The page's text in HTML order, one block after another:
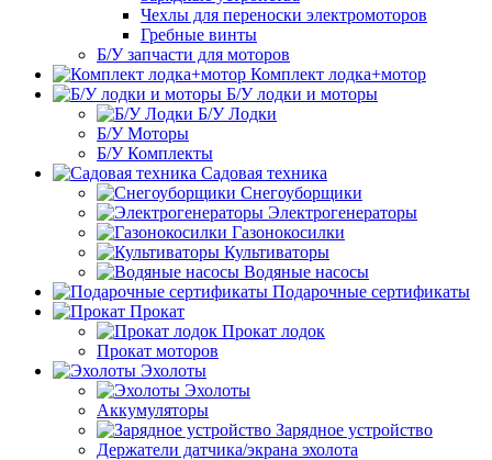
Чехлы для переноски электромоторов
Гребные винты
Б/У запчасти для моторов
Комплект лодка+мотор
Б/У лодки и моторы
Б/У Лодки
Б/У Моторы
Б/У Комплекты
Садовая техника
Снегоуборщики
Электрогенераторы
Газонокосилки
Культиваторы
Водяные насосы
Подарочные сертификаты
Прокат
Прокат лодок
Прокат моторов
Эхолоты
Эхолоты
Аккумуляторы
Зарядное устройство
Держатели датчика/экрана эхолота